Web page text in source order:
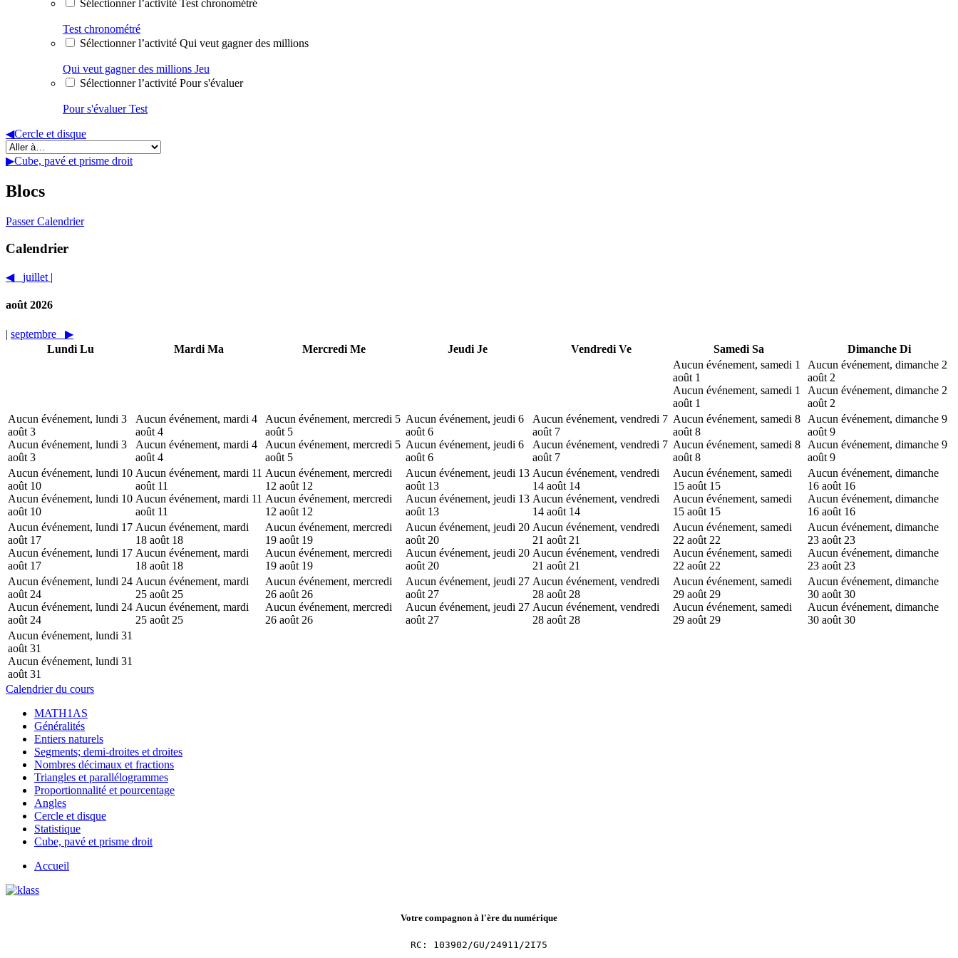
Sélectionner l’activité Test chronométré
Test chronométré
Sélectionner l’activité Qui veut gagner des millions
Qui veut gagner des millions Jeu
Sélectionner l’activité Pour s'évaluer
Pour s'évaluerTest
◀︎Cercle et disque
▶︎Cube, pavé et prisme droit
Blocs
Passer Calendrier
Calendrier
◀︎ juillet |
août 2026
| septembre
▶︎
Lundi Lu Mardi Ma Mercredi Me Jeudi Je Vendredi Ve Samedi Sa Dimanche Di
Aucun événement, samedi 1
août 1
Aucun événement, samedi 1
août 1
Aucun événement, dimanche 2
août 2
Aucun événement, dimanche 2
août 2
Aucun événement, lundi 3
août 3
Aucun événement, lundi 3
août 3
Aucun événement, mardi 4
août 4
Aucun événement, mardi 4
août 4
Aucun événement, mercredi 5
août 5
Aucun événement, mercredi 5
août 5
Aucun événement, jeudi 6
août 6
Aucun événement, jeudi 6
août 6
Aucun événement, vendredi 7
août 7
Aucun événement, vendredi 7
août 7
Aucun événement, samedi 8
août 8
Aucun événement, samedi 8
août 8
Aucun événement, dimanche 9
août 9
Aucun événement, dimanche 9
août 9
Aucun événement, lundi 10
août 10
Aucun événement, lundi 10
août 10
Aucun événement, mardi 11
août 11
Aucun événement, mardi 11
août 11
Aucun événement, mercredi
12 août 12
Aucun événement, mercredi
12 août 12
Aucun événement, jeudi 13
août 13
Aucun événement, jeudi 13
août 13
Aucun événement, vendredi
14 août 14
Aucun événement, vendredi
14 août 14
Aucun événement, samedi
15 août 15
Aucun événement, samedi
15 août 15
Aucun événement, dimanche
16 août 16
Aucun événement, dimanche
16 août 16
Aucun événement, lundi 17
août 17
Aucun événement, lundi 17
août 17
Aucun événement, mardi
18 août 18
Aucun événement, mardi
18 août 18
Aucun événement, mercredi
19 août 19
Aucun événement, mercredi
19 août 19
Aucun événement, jeudi 20
août 20
Aucun événement, jeudi 20
août 20
Aucun événement, vendredi
21 août 21
Aucun événement, vendredi
21 août 21
Aucun événement, samedi
22 août 22
Aucun événement, samedi
22 août 22
Aucun événement, dimanche
23 août 23
Aucun événement, dimanche
23 août 23
Aucun événement, lundi 24
août 24
Aucun événement, lundi 24
août 24
Aucun événement, mardi
25 août 25
Aucun événement, mardi
25 août 25
Aucun événement, mercredi
26 août 26
Aucun événement, mercredi
26 août 26
Aucun événement, jeudi 27
août 27
Aucun événement, jeudi 27
août 27
Aucun événement, vendredi
28 août 28
Aucun événement, vendredi
28 août 28
Aucun événement, samedi
29 août 29
Aucun événement, samedi
29 août 29
Aucun événement, dimanche
30 août 30
Aucun événement, dimanche
30 août 30
Aucun événement, lundi 31
août 31
Aucun événement, lundi 31
août 31
Calendrier du cours
MATH1AS
Généralités
Entiers naturels
Segments; demi-droites et droites
Nombres décimaux et fractions
Triangles et parallélogrammes
Proportionnalité et pourcentage
Angles
Cercle et disque
Statistique
Cube, pavé et prisme droit
Accueil
Votre compagnon à l'ère du numérique
RC: 103902/GU/24911/2I75